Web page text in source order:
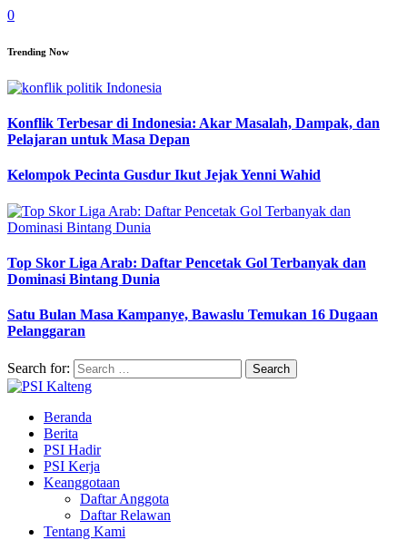
0
Trending Now
Konflik Terbesar di Indonesia: Akar Masalah, Dampak, dan
Pelajaran untuk Masa Depan
Kelompok Pecinta Gusdur Ikut Jejak Yenni Wahid
Top Skor Liga Arab: Daftar Pencetak Gol Terbanyak dan
Dominasi Bintang Dunia
Satu Bulan Masa Kampanye, Bawaslu Temukan 16 Dugaan
Pelanggaran
Search for:
Beranda
Berita
PSI Hadir
PSI Kerja
Keanggotaan
Daftar Anggota
Daftar Relawan
Tentang Kami